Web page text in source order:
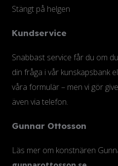
Stängt på helgen
Kundservice
Snabbast service får du om
din fråga i vår kunskapsbank
våra formulär – men vi gör
även via telefon.
Gunnar Ottosson
Läs mer om konstnären